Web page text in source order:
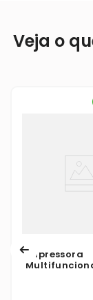
Veja o
Impressora